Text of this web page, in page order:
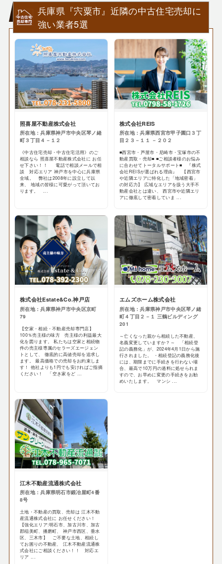
兵庫県『宍粟市』近隣の中古住宅売却に
強い業者5選
照喜屋不動産株式会社
所在地：兵庫県神戸市中央区琴ノ緒
町３丁目４－１２
《中古住宅売却・中古住宅活用》のご
相談なら 照喜屋不動産株式会社に お任
せ下さい！！ 電話で相談メールで相
談 対応エリア 神戸市を中心に兵庫県
全域。 弊社は2008年に設立して以
来、 地域の皆様に可愛がって頂いてお
ります。 ...
株式会社REIS
所在地：兵庫県西宮市甲子園口３丁
目２３－１１ －２０２
■西宮市・芦屋市・尼崎市・宝塚市の不
動産買取・売却■ ■ご相談者様のお悩み
に合わせてトータルサポート■ 『株式
会社REISが選ばれる理由』 【西宮市
や近隣エリアに特化した「地域密着」
の対応力】 広域なエリアを扱う大手不
動産会社とは違い、 西宮市や近隣エリ
アに徹底して密着していま ...
株式会社Estate&Co.神戸店
所在地：兵庫県神戸市中央区京町
79
【空家・相続・不動産売却専門店】
100％売主様の味方 売主様の利益最大
化を図ります。 私たちは空家と相続物
件の売主様専属のセラーズエージェン
トとして、 徹底的に高値売却を追求し
ます。 最高価格での売却をお約束しま
す！ 他社よりも1円でも安ければご指摘
ください！ 「空き家をど ...
エムズホーム株式会社
所在地：兵庫県神戸市中央区琴ノ緒
町４丁目２－１ 三鶴ビルディング
201
～亡くなった親から相続した不動産、
名義変更していますか？～ 「相続登
記の義務化」が、2024年4月1日から施
行されました。 ・相続登記の義務化後
には、期限までに手続きを行わない場
合、最高で10万円の過料に処せられま
すので、お早めに変更の手続きをお勧
めいたします。 マンシ ...
江木不動産流通株式会社
所在地：兵庫県明石市鍛冶屋町4番
8号
土地・不動産の買取、売却は 江木不動
産流通株式会社に お任せください！
【強化エリア:明石市、加古川市、加古
郡稲美町、播磨町、 神戸市西区、垂水
区、三木市】 ご不要な土地、相続し
てお困りの不動産、 江木不動産流通株
式会社にご相談ください！！ 対応エ
リア ...